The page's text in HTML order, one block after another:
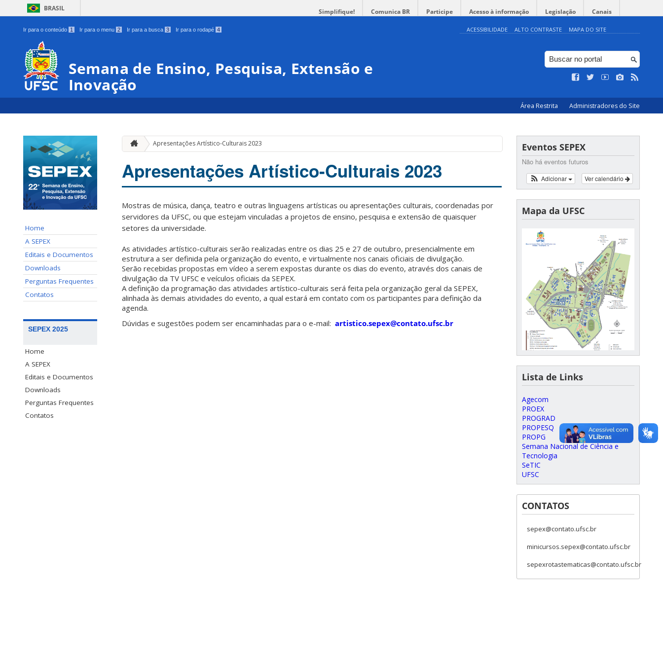
BRASIL Simplifique! Comunica BR Participe Acesso à informação Legislação Canais
Ir para o conteúdo 1 Ir para o menu 2 Ir para a busca 3 Ir para o rodapé 4 ACESSIBILIDADE ALTO CONTRASTE MAPA DO SITE
Semana de Ensino, Pesquisa, Extensão e
Inovação
Área Restrita Administradores do Site
Home
A SEPEX
Editais e Documentos
Downloads
Perguntas Frequentes
Contatos
SEPEX 2025
Home
A SEPEX
Editais e Documentos
Downloads
Perguntas Frequentes
Contatos
Apresentações Artístico-Culturais 2023
Apresentações Artístico-Culturais 2023
Mostras de música, dança, teatro e outras linguagens artísticas ou apresentações culturais, coordenadas por
servidores da UFSC, ou que estejam vinculadas a projetos de ensino, pesquisa e extensão de quaisquer
setores da universidade.
As atividades artístico-culturais serão realizadas entre os dias 25 e 27 de outubro, presencialmente em
estrutura a ser definida pela organização do evento, e virtualmente nos canais oficiais de divulgação.
Serão recebidas propostas em vídeo a serem expostas durante os dias do evento, através dos canais de
divulgação da TV UFSC e veículos oficiais da SEPEX.
A definição da programação das atividades artístico-culturais será feita pela organização geral da SEPEX,
alinhada às demais atividades do evento, a qual estará em contato com os participantes para definição da
agenda.
Dúvidas e sugestões podem ser encaminhadas para o e-mail: artistico.sepex@contato.ufsc.br
Eventos SEPEX
Não há eventos futuros
Ver calendário
Adicionar
Mapa da UFSC
Lista de Links
Agecom
PROEX
PROGRAD
PROPESQ
PROPG
Semana Nacional de Ciência e
Tecnologia
SeTIC
UFSC
CONTATOS
sepex@contato.ufsc.br
minicursos.sepex@contato.ufsc.br
sepexrotastematicas@contato.ufsc.br